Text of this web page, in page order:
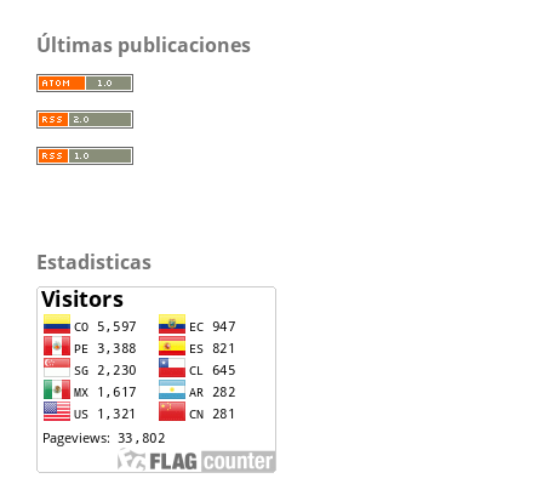
Últimas publicaciones
Estadisticas